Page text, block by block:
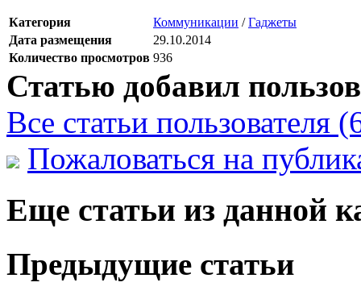
Категория Коммуникации /Гаджеты
Дата размещения
29.10.2014
Количество просмотров 936
Статью добавил
Все статьи пользователя
Пожаловаться на
Еще статьи из данной
Предыдущие статьи